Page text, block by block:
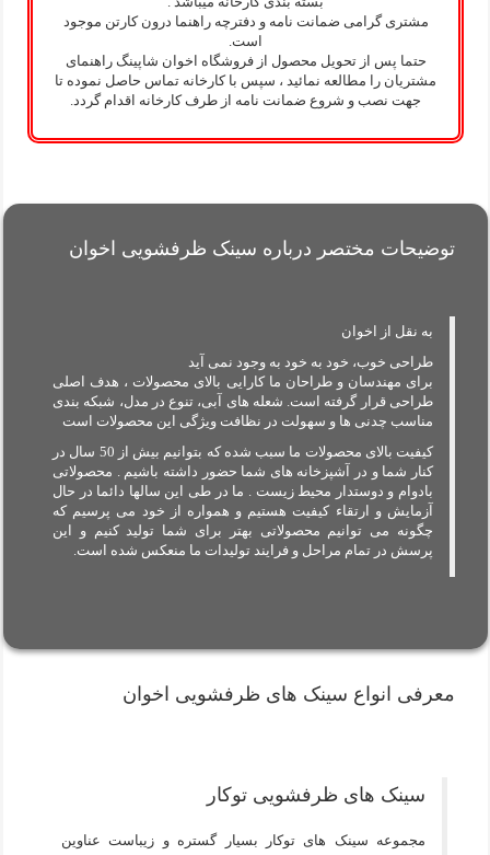
مشتری گرامی ضمانت نامه و دفترچه راهنما درون کارتن موجود
است.
حتما پس از تحویل محصول از فروشگاه اخوان شاپینگ راهنمای
مشتریان را مطالعه نمائید ، سپس با کارخانه تماس حاصل نموده تا
جهت نصب و شروع ضمانت نامه از طرف کارخانه اقدام گردد.
توضیحات مختصر درباره سینک ظرفشویی اخوان
به نقل از اخوان
طراحی خوب، خود به خود به وجود نمی آید
برای مهندسان و طراحان ما کارایی بالای محصولات ، هدف اصلی
طراحی قرار گرفته است. شعله های آبی، تنوع در مدل، شبکه بندی
مناسب چدنی ها و سهولت در نظافت ویژگی این محصولات است
کیفیت بالای محصولات ما سبب شده که بتوانیم بیش از 50 سال در
کنار شما و در آشپزخانه های شما حضور داشته باشیم . محصولاتی
بادوام و دوستدار محیط زیست . ما در طی این سالها دائما در حال
آزمایش و ارتقاء کیفیت هستیم و همواره از خود می پرسیم که
چگونه می توانیم محصولاتی بهتر برای شما تولید کنیم و این
پرسش در تمام مراحل و فرایند تولیدات ما منعکس شده است.
معرفی انواع سینک های ظرفشویی اخوان
سینک های ظرفشویی توکار
مجموعه سینک های توکار بسیار گستره و زیباست عناوین